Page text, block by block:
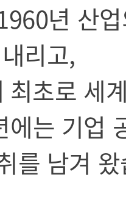
년 산
리고,
초로 세
는 기업
를 남겨